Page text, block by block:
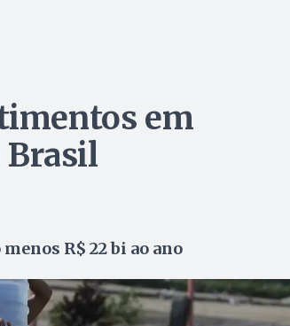
em
Brasil
R$ 22 bi ao ano